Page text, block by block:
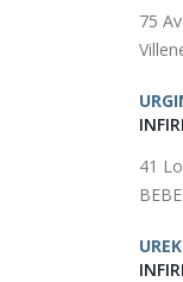
75
41
UREK